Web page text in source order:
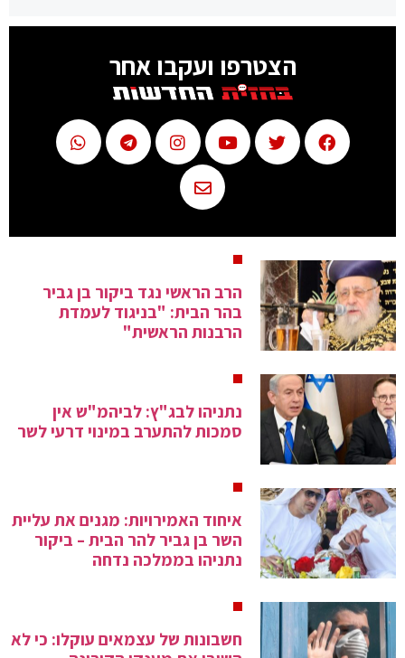
הצטרפו ועקבו אחר
הרב הראשי נגד ביקור בן גביר
בהר הבית: "בניגוד לעמדת
הרבנות הראשית"
נתניהו לבג"ץ: לביהמ"ש אין
סמכות להתערב במינוי דרעי לשר
איחוד האמירויות: מגנים את עליית
השר בן גביר להר הבית – ביקור
נתניהו בממלכה נדחה
חשבונות של עצמאים עוקלו: כי לא